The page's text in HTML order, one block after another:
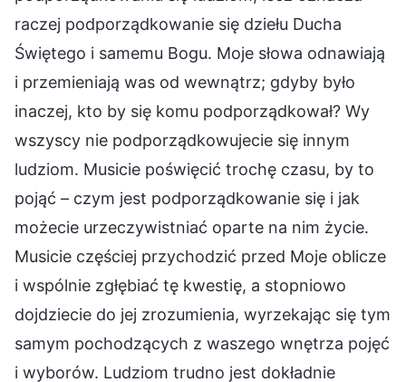
raczej podporządkowanie się dziełu Ducha
Świętego i samemu Bogu. Moje słowa odnawiają
i przemieniają was od wewnątrz; gdyby było
inaczej, kto by się komu podporządkował? Wy
wszyscy nie podporządkowujecie się innym
ludziom. Musicie poświęcić trochę czasu, by to
pojąć – czym jest podporządkowanie się i jak
możecie urzeczywistniać oparte na nim życie.
Musicie częściej przychodzić przed Moje oblicze
i wspólnie zgłębiać tę kwestię, a stopniowo
dojdziecie do jej zrozumienia, wyrzekając się tym
samym pochodzących z waszego wnętrza pojęć
i wyborów. Ludziom trudno jest dokładnie